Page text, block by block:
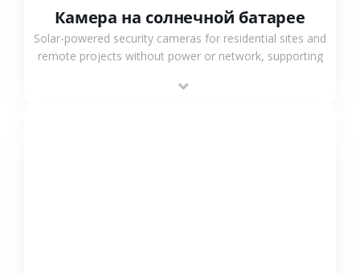
Камера на солнечной батарее
Solar-powered security cameras for residential sites and
remote projects without power or network, supporting
outdoor monitoring.